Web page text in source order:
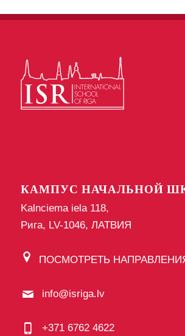
КАМПУС НАЧАЛЬНОЙ
Kalnciema iela 118,
Рига, LV-1046, ЛАТВИЯ
ПОСМОТРЕТЬ
info@isriga.lv
+371 6762 4622